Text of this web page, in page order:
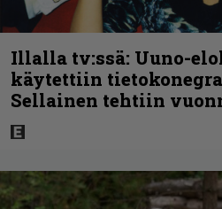
Illalla tv:ssä: Uuno-
käytettiin
Sellainen tehtiin